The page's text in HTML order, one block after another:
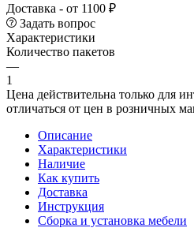
Доставка - от 1100 ₽
Задать вопрос
Характеристики
Количество пакетов
—
1
Цена действительна только для
отличаться от цен в розничных
Описание
Характеристики
Наличие
Как купить
Доставка
Инструкция
Сборка и установка мебели